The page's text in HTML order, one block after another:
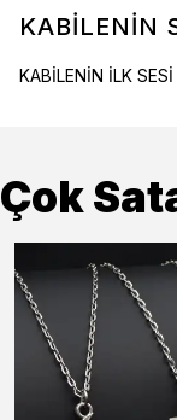
KABİLENİN
KABİLENİN İLK SESİ
Çok